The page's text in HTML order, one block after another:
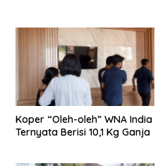
Koper “Oleh-oleh” WNA India
Ternyata Berisi 10,1 Kg Ganja